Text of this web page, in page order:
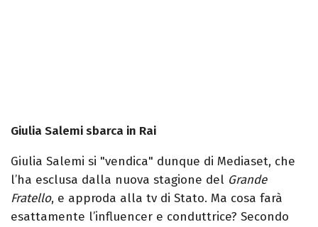
Giulia Salemi sbarca in Rai
Giulia Salemi si "vendica" dunque di Mediaset, che
l’ha esclusa dalla nuova stagione del Grande
Fratello, e approda alla tv di Stato. Ma cosa farà
esattamente l’influencer e conduttrice? Secondo